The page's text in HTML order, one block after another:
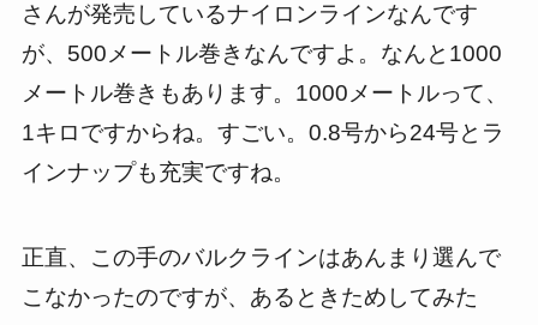
さんが発売しているナイロンラインなんです
が、500メートル巻きなんですよ。なんと1000
メートル巻きもあります。1000メートルって、
1キロですからね。すごい。0.8号から24号とラ
インナップも充実ですね。
正直、この手のバルクラインはあんまり選んで
こなかったのですが、あるときためしてみた